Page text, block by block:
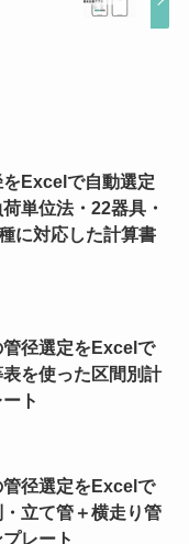
Excelで自動選定
荷単位法・22器具・
に対応した計算書
径選定をExcelで
を使った区間別計
ト
径選定をExcelで
立て管＋横走り管
レート